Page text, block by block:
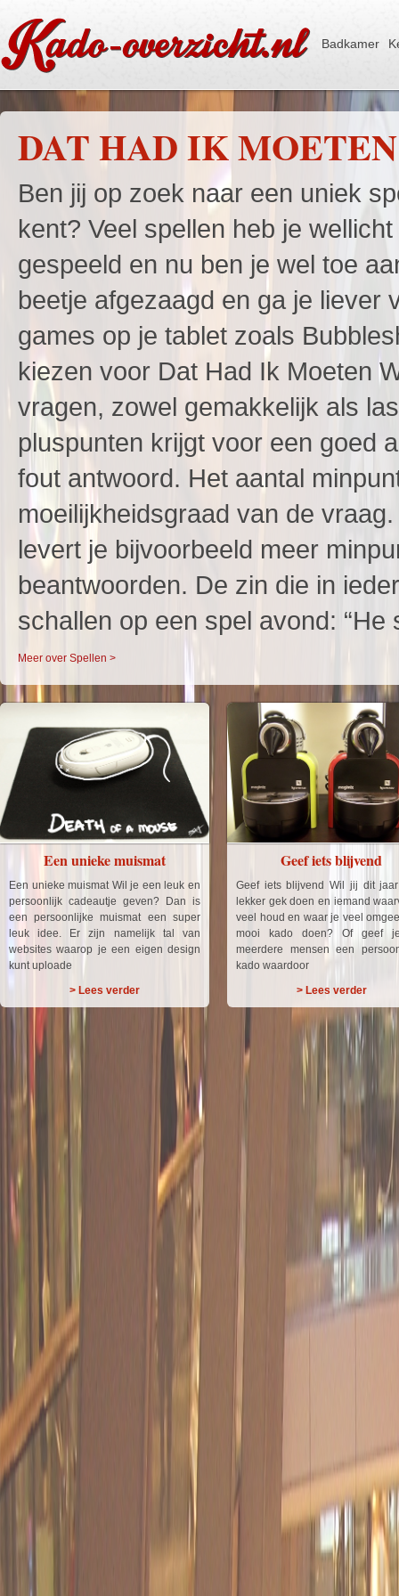
Badkamer
DAT HAD IK
Ben jij op zoek naar een uniek
kent? Veel spellen heb je
gespeeld en nu ben je wel toe
beetje afgezaagd en ga je liever
games op je tablet zoals
kiezen voor Dat Had Ik Moeten
vragen, zowel gemakkelijk als
pluspunten krijgt voor een goed
fout antwoord. Het aantal
moeilijkheidsgraad van de
levert je bijvoorbeeld meer
beantwoorden. De zin die in
schallen op een spel avond:
Meer over Spellen >
Een unieke muismat
Een unieke muismat Wil je een leuk en
persoonlijk cadeautje geven? Dan is
een persoonlijke muismat een super
leuk idee. Er zijn namelijk tal van
websites waarop je een eigen design
kunt uploade
> Lees verder
Geef iets blijvend
Geef iets blijvend Wil jij dit
lekker gek doen en iemand
veel houd en waar je veel
mooi kado doen? Of geef
meerdere mensen een
kado waardoor
> Lees verder